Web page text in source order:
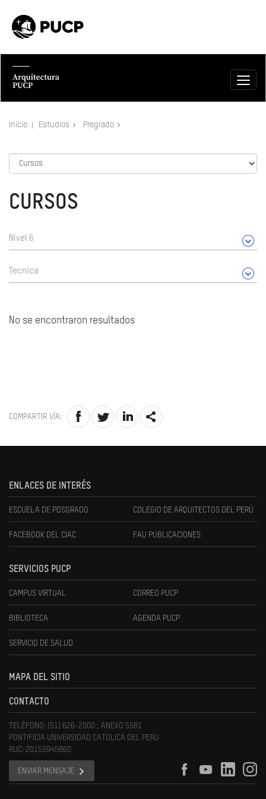
Inicio Estudios Pregrado
CURSOS
Nivel 6
Tecnica
No se encontraron resultados
COMPARTIR VÍA:
ENLACES DE INTERÉS
ESCUELA DE POSGRADO COLEGIO DE ARQUITECTOS DEL PERÚ
FACEBOOK DEL CIAC FAU PUBLICACIONES
SERVICIOS PUCP
CAMPUS VIRTUAL CORREO PUCP
BIBLIOTECA AGENDA PUCP
SERVICIO DE SALUD
MAPA DEL SITIO
CONTACTO
TELÉFONO: (51) 626-2000 , ANEXO 5581
PONTIFICIA UNIVERSIDAD CATOLICA DEL PERU
RUC: 20155945860
ENVIAR MENSAJE